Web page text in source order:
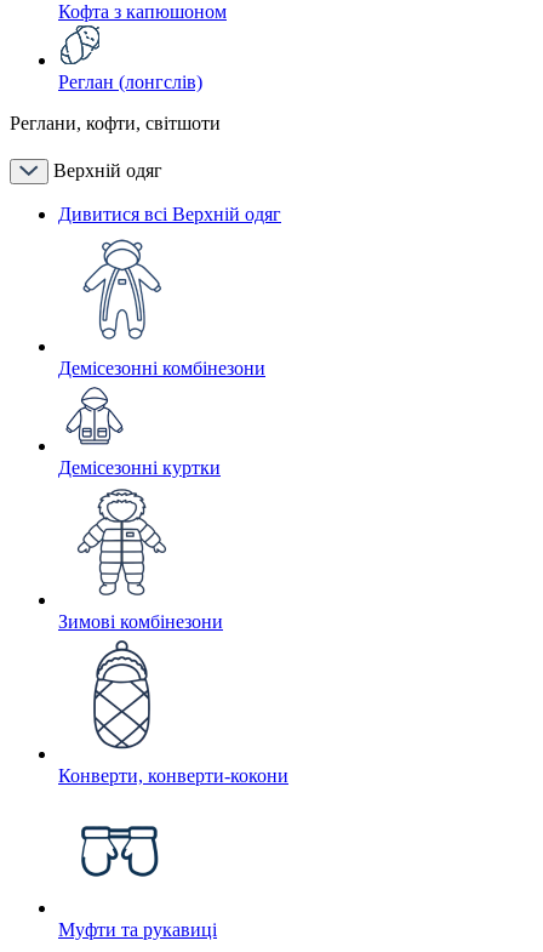
Кофта з капюшоном
Реглан (лонгслів)
Реглани, кофти, світшоти
Верхній одяг
Дивитися всі Верхній одяг
Демісезонні комбінезони
Демісезонні куртки
Зимові комбінезони
Конверти, конверти-кокони
Муфти та рукавиці